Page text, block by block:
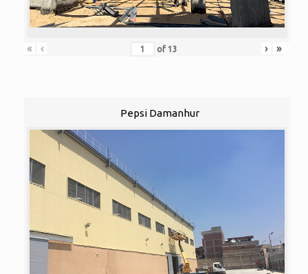
« ‹ of 13 › »
Pepsi Damanhur